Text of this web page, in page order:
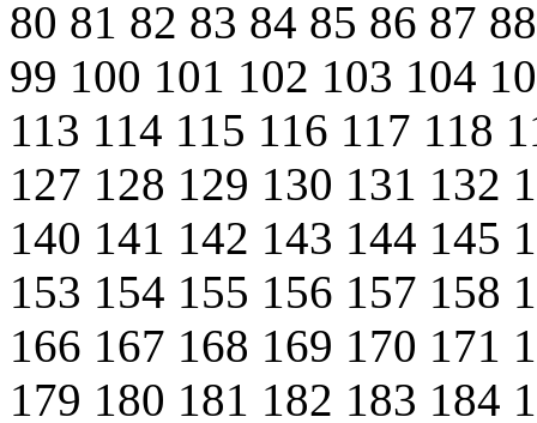
80 81 82 83 84 85 86 87
99 100 101 102 103 104
113 114 115 116 117 118
127 128 129 130 131 132
140 141 142 143 144 145
153 154 155 156 157 158
166 167 168 169 170 171
179 180 181 182 183 184